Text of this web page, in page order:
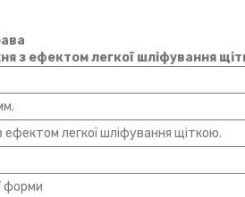
з ефектом легкої шліфування
легкої шліфування щіткою.
форми